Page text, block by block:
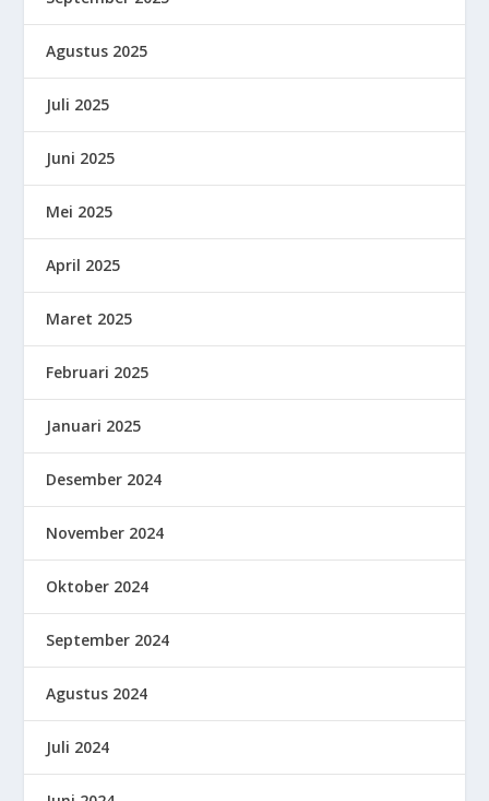
Agustus 2025
Juli 2025
Juni 2025
Mei 2025
April 2025
Maret 2025
Februari 2025
Januari 2025
Desember 2024
November 2024
Oktober 2024
September 2024
Agustus 2024
Juli 2024